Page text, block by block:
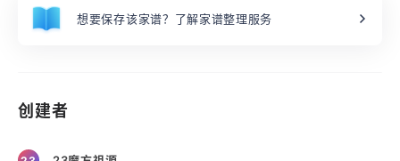
想要保存该家谱？了解家谱整理服务
创建者